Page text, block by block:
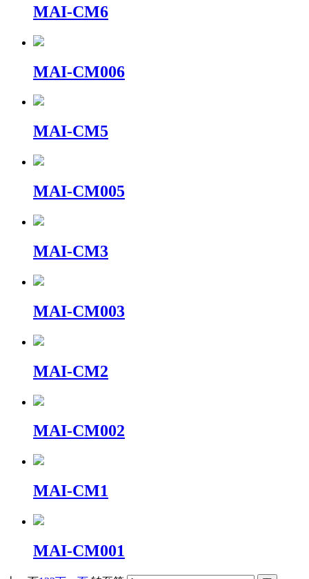
MAI-CM6
MAI-CM006
MAI-CM5
MAI-CM005
MAI-CM3
MAI-CM003
MAI-CM2
MAI-CM002
MAI-CM1
MAI-CM001